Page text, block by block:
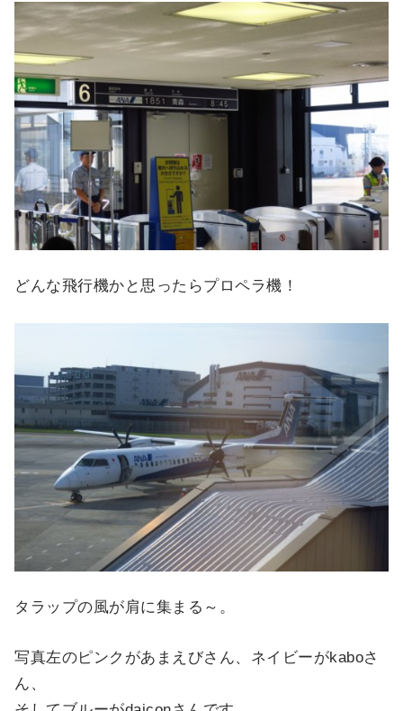
どんな飛行機かと思ったらプロペラ機！
タラップの風が肩に集まる～。
写真左のピンクがあまえびさん、ネイビーがkaboさ
ん、